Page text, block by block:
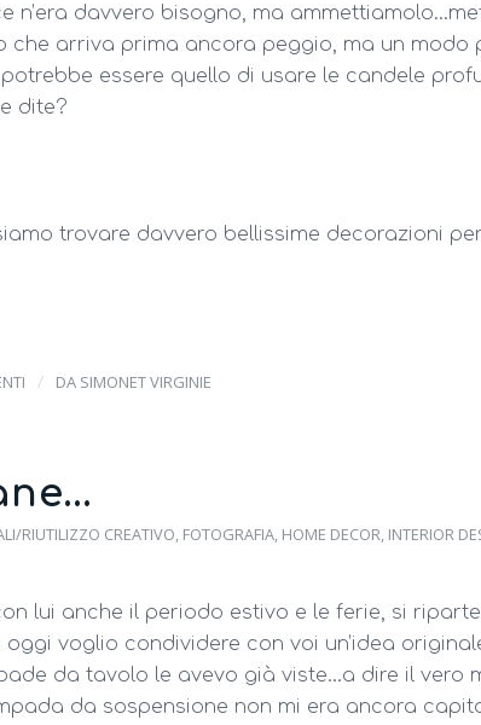
n’era davvero bisogno, ma
che arriva prima ancora peggio, ma un modo
essere quello di usare le candele
dite?
trovare davvero bellissime decorazioni
/ DA SIMONET VIRGINIE
RIUTILIZZO CREATIVO, FOTOGRAFIA, HOME DECOR, INTERIOR
lui anche il periodo estivo e le ferie, si
voglio condividere con voi un’idea
da tavolo le avevo già viste…a dire il vero
da sospensione non mi era ancora